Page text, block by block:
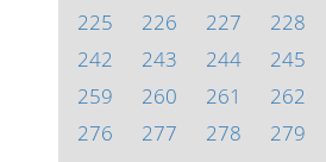
225
226 227 228
242
243 244 245
259
260 261 262
276
277 278 279